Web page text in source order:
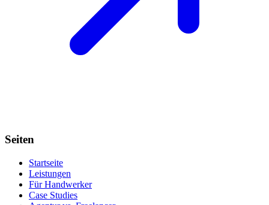
Seiten
Startseite
Leistungen
Für Handwerker
Case Studies